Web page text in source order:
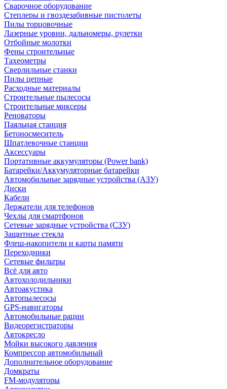
Сварочное оборудование
Степлеры и гвоздезабивные пистолеты
Пилы торцовочные
Лазерные уровни, дальномеры, рулетки
Отбойные молотки
Фены строительные
Тахеометры
Сверлильные станки
Пилы цепные
Расходные материалы
Строительные пылесосы
Строительные миксеры
Реноваторы
Паяльная станция
Бетоносмеситель
Шпатлевочные станции
Аксессуары
Портативные аккумуляторы (Power bank)
Батарейки/Аккумуляторные батарейки
Автомобильные зарядные устройства (АЗУ)
Диски
Кабели
Держатели для телефонов
Чехлы для смартфонов
Сетевые зарядные устройства (СЗУ)
Защитные стекла
Флеш-накопители и карты памяти
Переходники
Сетевые фильтры
Всё для авто
Автохолодильники
Автоакустика
Автопылесосы
GPS-навигаторы
Автомобильные рации
Видеорегистраторы
Автокресло
Мойки высокого давления
Компрессор автомобильный
Дополнительное оборудование
Домкраты
FM-модуляторы